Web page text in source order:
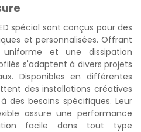
spécial sont conçus pour des
et personnalisées. Offrant
et une dissipation
s'adaptent à divers projets
Disponibles en différentes
des installations créatives
des besoins spécifiques. Leur
assure une performance
facile dans tout type